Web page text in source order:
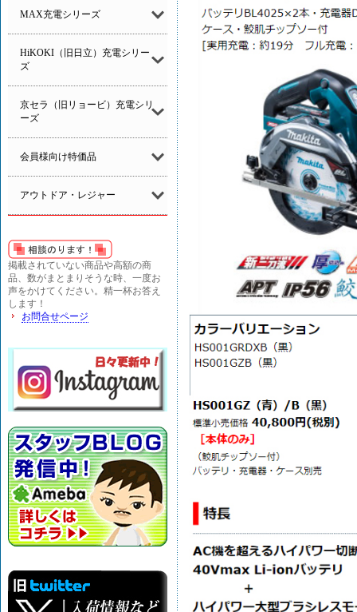
MAX充電シリーズ
HiKOKI（旧日立）充電シリー
ズ
京セラ（旧リョービ）充電シリ
ーズ
会員様向け特価品
アウトドア・レジャー
掲載されていない商品や高額の商
品、数がまとまりそうな時、一度お
声をかけてください。精一杯お答え
します！
お問合せページ